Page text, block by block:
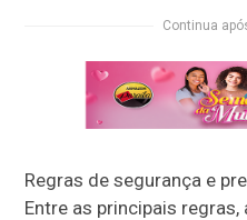
Continua
Regras de segurança e
Entre as principais